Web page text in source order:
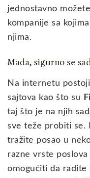
jednostavno
kompanije sa
njima.
Mada, sigurno se
Na internetu
sajtova kao što su
taj što je na njih
sve teže probiti se.
tražite posao u
razne vrste
omogućiti da radite